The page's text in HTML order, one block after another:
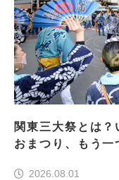
関東三大祭とは
おまつり、もう一
2026.08.01